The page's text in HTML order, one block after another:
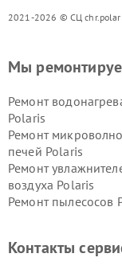
2021-2026 © СЦ
Мы
Ремонт
Polaris
Ремонт
печей Polaris
Ремонт
воздуха Polaris
Ремонт пылесосов
Контакты